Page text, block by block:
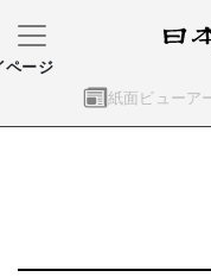
紙面ビューア
ページ